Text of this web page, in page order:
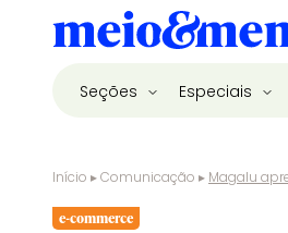
Seções Especiais
Início ▸Comunicação ▸ Magalu
e-commerce